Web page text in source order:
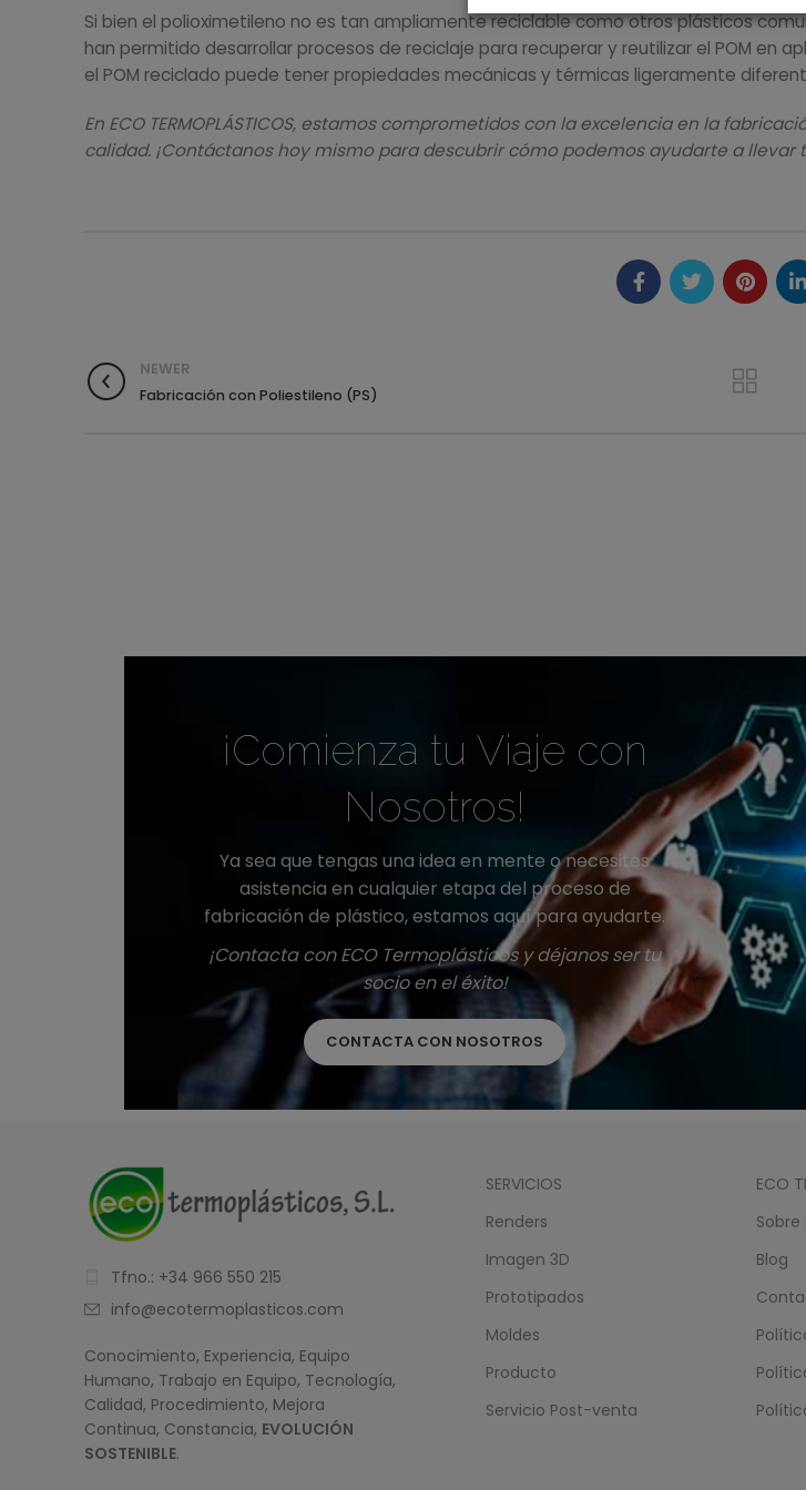
Si bien el polioximetileno no es tan ampliamente reciclable como otros plásticos
han permitido desarrollar procesos de reciclaje para recuperar y reutilizar el POM en
el POM reciclado puede tener propiedades mecánicas y térmicas ligeramente
En ECO TERMOPLÁSTICOS, estamos comprometidos con la excelencia en la
calidad. ¡Contáctanos hoy mismo para descubrir cómo podemos ayudarte a
NEWER
Fabricación con Poliestileno (PS)
¡Comienza tu Viaje con
Nosotros!
Ya sea que tengas una idea en mente o necesites
asistencia en cualquier etapa del proceso de
fabricación de plástico, estamos aquí para ayudarte.
¡Contacta con ECO Termoplásticos y déjanos ser tu
socio en el éxito!
CONTACTA CON NOSOTROS
Tfno.: +34 966 550 215
info@ecotermoplasticos.com
Conocimiento, Experiencia, Equipo
Humano, Trabajo en Equipo, Tecnología,
Calidad, Procedimiento, Mejora
Continua, Constancia, EVOLUCIÓN
SOSTENIBLE.
SERVICIOS
Renders
Imagen 3D
Prototipados
Moldes
Producto
Servicio Post-venta
ECO
Blog